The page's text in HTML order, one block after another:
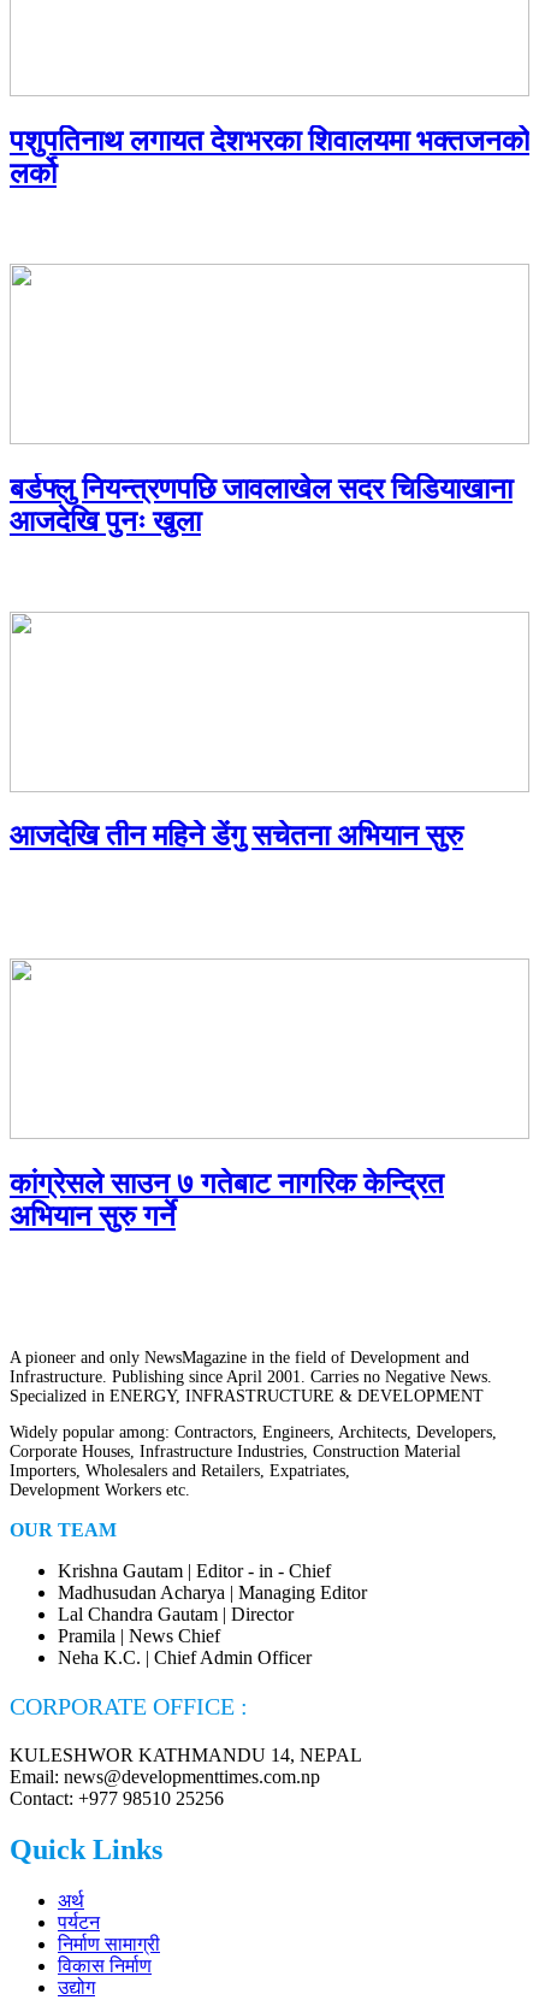
पशुपतिनाथ लगायत देशभरका शिवालयमा भक्तजनको
लर्को
बर्डफ्लु नियन्त्रणपछि जावलाखेल सदर चिडियाखाना
आजदेखि पुनः खुला
आजदेखि तीन महिने डेंगु सचेतना अभियान सुरु
कांग्रेसले साउन ७ गतेबाट नागरिक केन्द्रित
अभियान सुरु गर्ने
A pioneer and only NewsMagazine in the field of Development and
Infrastructure. Publishing since April 2001. Carries no Negative News.
Specialized in ENERGY, INFRASTRUCTURE & DEVELOPMENT
Widely popular among: Contractors, Engineers, Architects, Developers,
Corporate Houses, Infrastructure Industries, Construction Material
Importers, Wholesalers and Retailers, Expatriates,
Development Workers etc.
OUR TEAM
Krishna Gautam | Editor - in - Chief
Madhusudan Acharya | Managing Editor
Lal Chandra Gautam | Director
Pramila | News Chief
Neha K.C. | Chief Admin Officer
CORPORATE OFFICE :
KULESHWOR KATHMANDU 14, NEPAL
Email: news@developmenttimes.com.np
Contact: +977 98510 25256
Quick Links
अर्थ
पर्यटन
निर्माण सामाग्री
विकास निर्माण
उद्योग